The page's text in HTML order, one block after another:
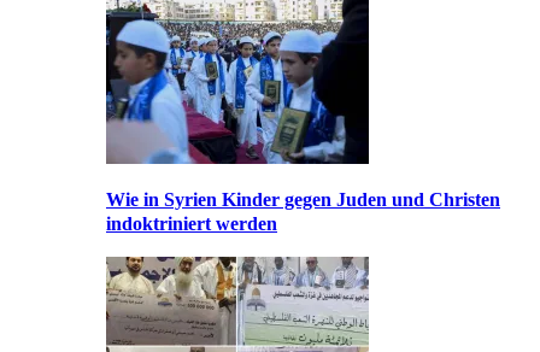
Wie in Syrien Kinder gegen Juden und Christen
indoktriniert werden